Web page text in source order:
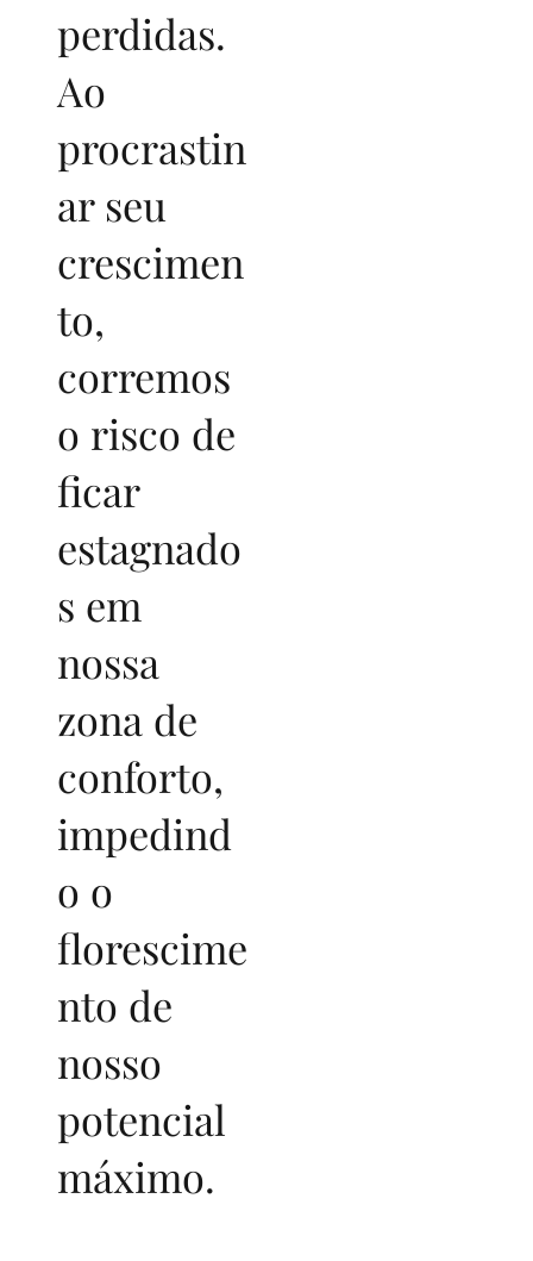
perdidas.
Ao
procrastin
ar seu
crescimen
to,
corremos
o risco de
ficar
estagnado
s em
nossa
zona de
conforto,
impedind
o o
florescime
nto de
nosso
potencial
máximo.